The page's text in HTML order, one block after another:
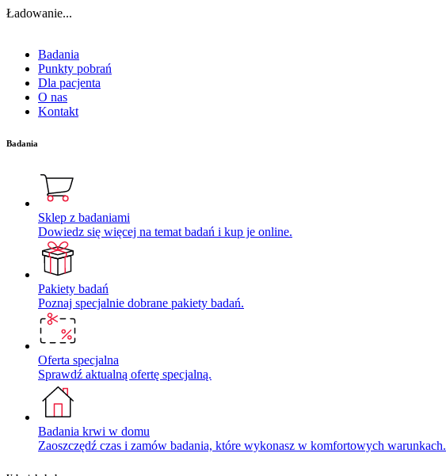
Ładowanie...
Badania
Punkty pobrań
Dla pacjenta
O nas
Kontakt
Badania
Sklep z badaniami
Dowiedz się więcej na temat badań i kup je online.
Pakiety badań
Poznaj specjalnie dobrane pakiety badań.
Oferta specjalna
Sprawdź aktualną ofertę specjalną.
Badania krwi w domu
Zaoszczędź czas i zamów badania, które wykonasz w komfortowych warunkach.